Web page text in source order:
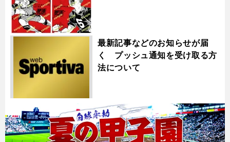
最新記事などのお知らせが届
く プッシュ通知を受け取る方
法について